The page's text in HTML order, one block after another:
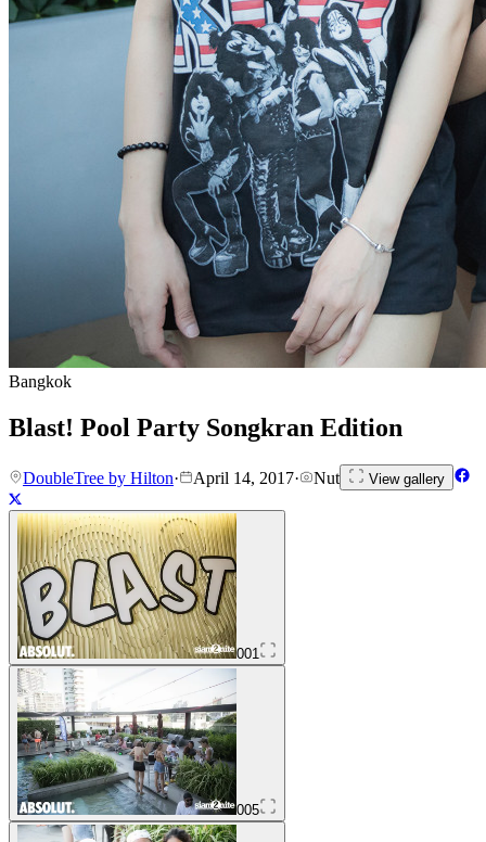
Bangkok
Blast! Pool Party Songkran Edition
DoubleTree by Hilton· April 14, 2017· Nut View gallery
001
005